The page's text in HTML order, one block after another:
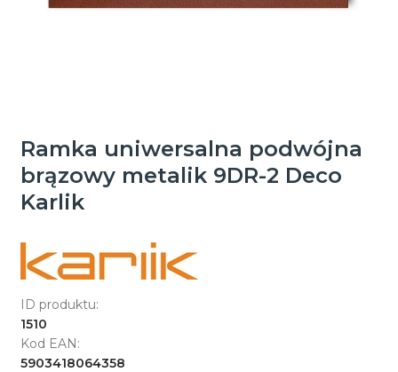
Ramka uniwersalna podwójna
brązowy metalik 9DR-2 Deco
Karlik
ID produktu:
1510
Kod EAN:
5903418064358